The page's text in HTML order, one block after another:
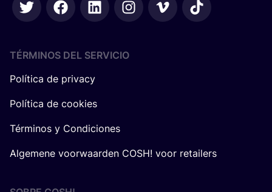
TÉRMINOS DEL SERVICIO
Política de privacy
Política de cookies
Términos y Condiciones
Algemene voorwaarden COSH! voor retailers